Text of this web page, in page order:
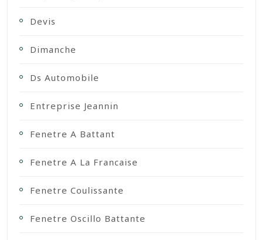
Devis
Dimanche
Ds Automobile
Entreprise Jeannin
Fenetre A Battant
Fenetre A La Francaise
Fenetre Coulissante
Fenetre Oscillo Battante